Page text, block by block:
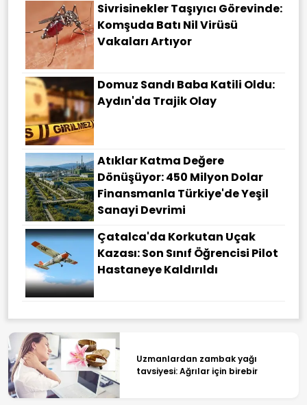
Sivrisinekler Taşıyıcı Görevinde:
Komşuda Batı Nil Virüsü
Vakaları Artıyor
Domuz Sandı Baba Katili Oldu:
Aydın'da Trajik Olay
Atıklar Katma Değere
Dönüşüyor: 450 Milyon Dolar
Finansmanla Türkiye'de Yeşil
Sanayi Devrimi
Çatalca'da Korkutan Uçak
Kazası: Son Sınıf Öğrencisi Pilot
Hastaneye Kaldırıldı
Uzmanlardan zambak yağı
tavsiyesi: Ağrılar için birebir